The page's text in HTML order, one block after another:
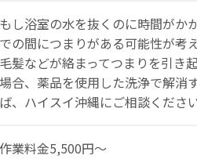
もし浴室の水を抜くのに時間がか
での間につまりがある可能性が考
毛髪などが絡まってつまりを引き
場合、薬品を使用した洗浄で解消
ば、ハイスイ沖縄にご相談ください
作業料⾦5,500円〜